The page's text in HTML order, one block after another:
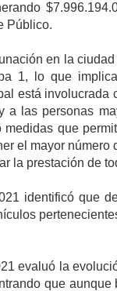
Público.
en la
1, lo que
está
a las personas
que
el mayor
la prestación de
identificó que
evaluó la
que